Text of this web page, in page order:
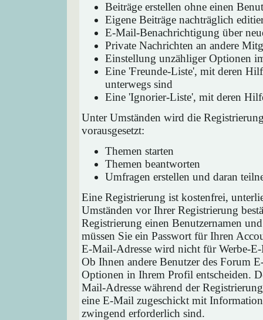
Beiträge erstellen ohne einen
Eigene Beiträge nachträglich
E-Mail-Benachrichtigung über
Private Nachrichten an andere
Einstellung unzähliger Optionen
Eine 'Freunde-Liste', mit deren
unterwegs sind
Eine 'Ignorier-Liste', mit deren
Unter Umständen wird die
vorausgesetzt:
Themen starten
Themen beantworten
Umfragen erstellen und daran
Eine Registrierung ist kostenfrei,
Umständen vor Ihrer Registrierung
Registrierung einen Benutzernamen
müssen Sie ein Passwort für Ihren
E-Mail-Adresse wird nicht für Werbe-
Ob Ihnen andere Benutzer des Forum
Optionen in Ihrem Profil entscheiden.
Mail-Adresse während der
eine E-Mail zugeschickt mit
zwingend erforderlich sind.